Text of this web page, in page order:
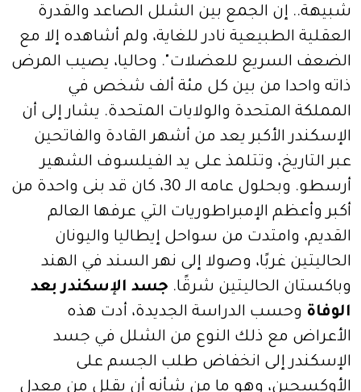
شبيهة.. إن الجمع بين الشلل الصاعد والقدرة
العقلية الطبيعية نادر للغاية، ولم أشاهده إلا مع
الضعف السريع للعضلات". وحاليا، يصيب المرض
ذاته واحدا من بين كل مئة ألف شخص في
المملكة المتحدة والولايات المتحدة. يشار إلى أن
الإسكندر الأكبر يعد من أشهر القادة والفاتحين
عبر التاريخ، وتتلمذ على يد الفيلسوف الشهير
أرسطو. وبحلول عامه الـ 30، كان قد بنى واحدة من
أكبر وأعظم الإمبراطوريات التي عرفها العالم
القديم، وامتدت من سواحل إيطاليا واليونان
الحاليتين غربًا، وصولا إلى نهر السند في الهند
وباكستان الحاليتين شرقًا. جسد الإسكندر بعد
الوفاة وحسب الدراسة الجديدة، أدت هذه
الأعراض مع ذلك النوع من الشلل في جسد
الإسكندر إلى انخفاض طلب الجسم على
الأوكسجين، وهو ما من شأنه أن يقلل من معدل